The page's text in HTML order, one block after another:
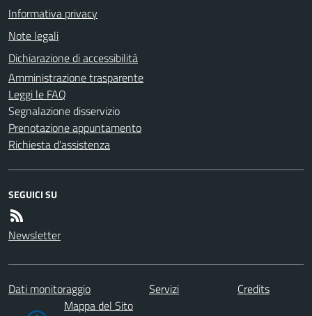
Informativa privacy
Note legali
Dichiarazione di accessibilità
Amministrazione trasparente
Leggi le FAQ
Segnalazione disservizio
Prenotazione appuntamento
Richiesta d'assistenza
SEGUICI SU
Newsletter
Dati monitoraggio Servizi
Credits
Mappa del Sito